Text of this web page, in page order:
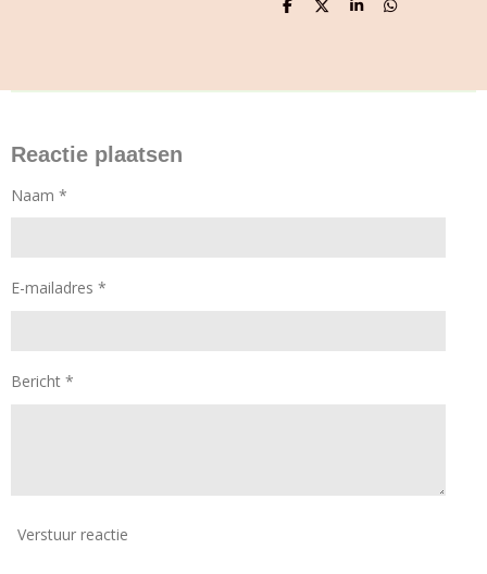
D
D
S
D
Reactie plaatsen
Naam *
E-mailadres *
Bericht *
Verstuur reactie